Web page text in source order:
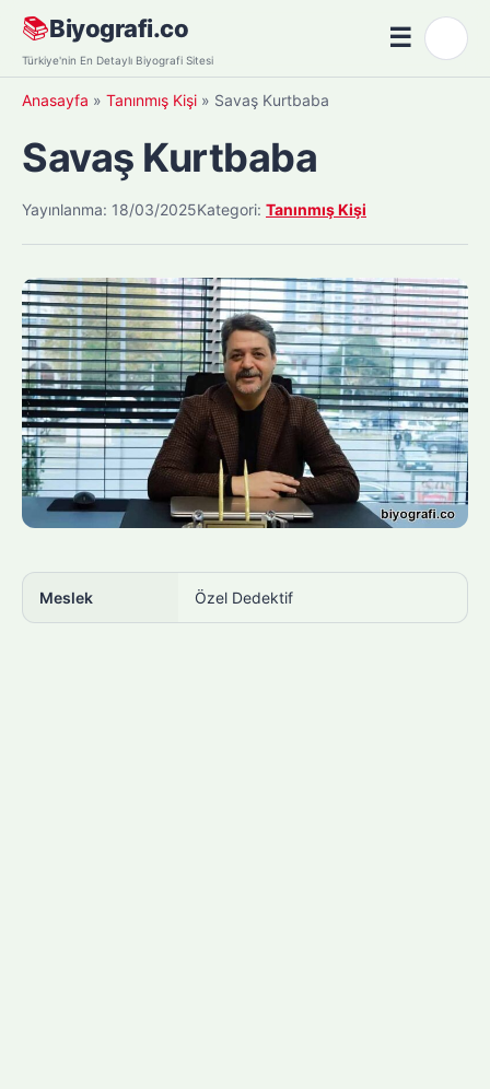
Skip
content
📚Biyografi.co
Türkiye'nin En Detaylı Biyografi Sitesi
☰Menü
Anasayfa » Tanınmış Kişi » Savaş Kurtbaba
Savaş Kurtbaba
Yayınlanma: 18/03/2025Kategori: Tanınmış Kişi
Meslek Özel Dedektif